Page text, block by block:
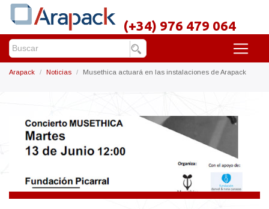
(+34) 976 479 064
Arapack Noticias Musethica actuará en las instalaciones de Arapack